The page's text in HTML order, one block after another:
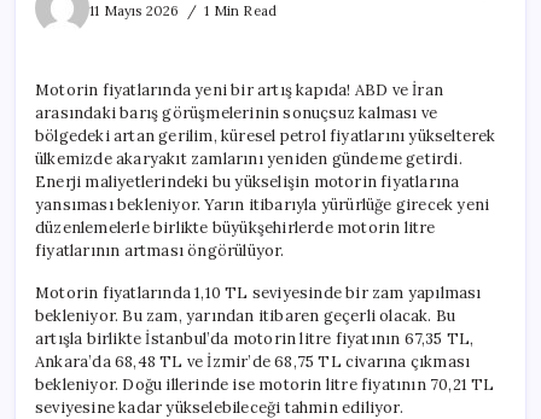
11 Mayıs 2026
1 Min Read
Değişen
Tabelalar
Bu
Gece
Görücüye
Çıkacak
için
Motorin fiyatlarında yeni bir artış kapıda! ABD ve İran
arasındaki barış görüşmelerinin sonuçsuz kalması ve
bölgedeki artan gerilim, küresel petrol fiyatlarını yükselterek
ülkemizde akaryakıt zamlarını yeniden gündeme getirdi.
Enerji maliyetlerindeki bu yükselişin motorin fiyatlarına
yansıması bekleniyor. Yarın itibarıyla yürürlüğe girecek yeni
düzenlemelerle birlikte büyükşehirlerde motorin litre
fiyatlarının artması öngörülüyor.
Motorin fiyatlarında 1,10 TL seviyesinde bir zam yapılması
bekleniyor. Bu zam, yarından itibaren geçerli olacak. Bu
artışla birlikte İstanbul’da motorin litre fiyatının 67,35 TL,
Ankara’da 68,48 TL ve İzmir’de 68,75 TL civarına çıkması
bekleniyor. Doğu illerinde ise motorin litre fiyatının 70,21 TL
seviyesine kadar yükselebileceği tahmin ediliyor.